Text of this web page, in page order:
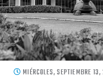
MIÉRCOLES, SEPTIEMBRE